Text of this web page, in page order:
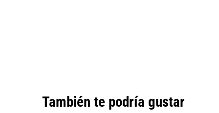
También te podría gustar